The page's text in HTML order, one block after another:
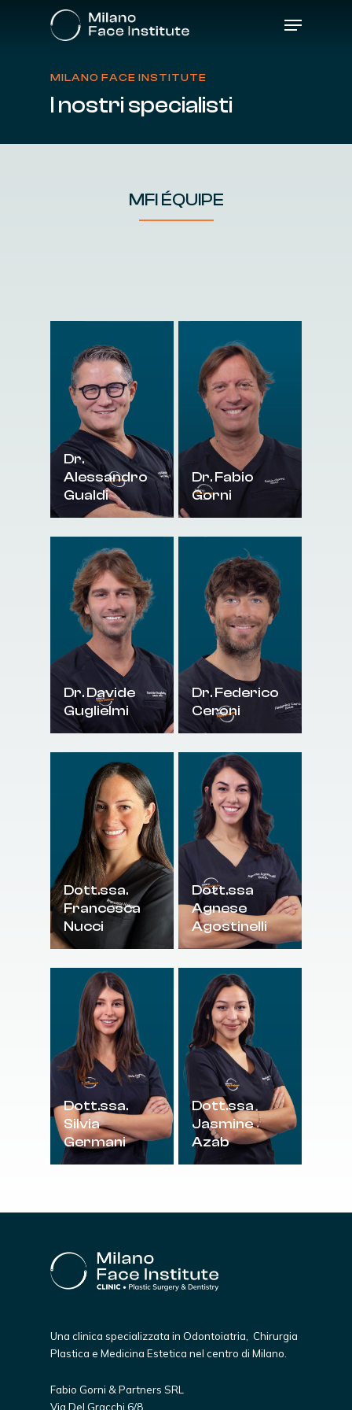
Menu
MILANO FACE INSTITUTE
I nostri specialisti
MFI ÉQUIPE
Dr.
Alessandro
Gualdi
Dr. Davide
Guglielmi
Dott.ssa.
Francesca
Nucci
Dott.ssa.
Silvia
Germani
Dr. Fabio
Gorni
Dr. Federico
Ceroni
Dott.ssa
Agnese
Agostinelli
Dott.ssa
Jasmine
Azab
Una clinica specializzata in Odontoiatria, Chirurgia
Plastica e Medicina Estetica nel centro di Milano.
Fabio Gorni & Partners SRL
Via Del Gracchi 6/8